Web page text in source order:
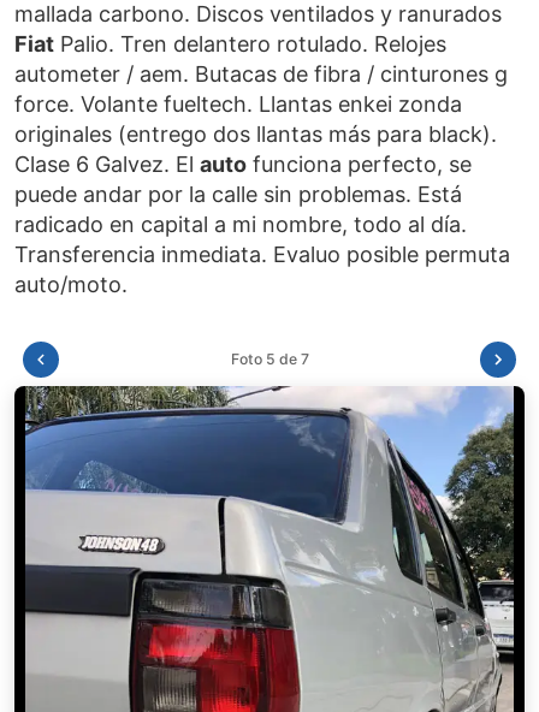
mallada carbono. Discos ventilados y ranurados
Fiat Palio. Tren delantero rotulado. Relojes
autometer / aem. Butacas de fibra / cinturones g
force. Volante fueltech. Llantas enkei zonda
originales (entrego dos llantas más para black).
Clase 6 Galvez. El auto funciona perfecto, se
puede andar por la calle sin problemas. Está
radicado en capital a mi nombre, todo al día.
Transferencia inmediata. Evaluo posible permuta
Foto 6 de 7